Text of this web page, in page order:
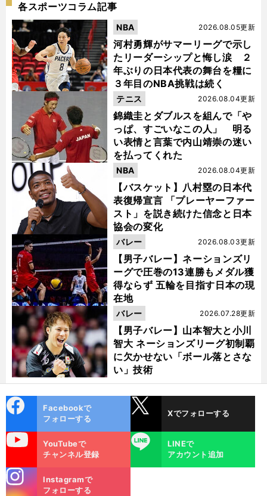
各スポーツコラム記事
河村勇輝がサマーリーグで示し
たリーダーシップと悔し涙 ２
年ぶりの日本代表の舞台を糧に
３年目のNBA挑戦は続く
2026.08.05更新
NBA
錦織圭とダブルスを組んで「や
っぱ、すごいなこの人」 明る
い表情と言葉で内山靖崇の迷い
を払ってくれた
2026.08.04更新
テニス
【バスケット】八村塁の日本代
表復帰宣言 「プレーヤーファー
スト」を説き続けた信念と日本
協会の変化
2026.08.04更新
NBA
【男子バレー】ネーションズリ
ーグで圧巻の13連勝もメダル獲
得ならず 五輪を目指す日本の現
在地
2026.08.03更新
バレー
【男子バレー】山本智大と小川
智大 ネーションズリーグ初制覇
に欠かせない「ボール落とさな
い」技術
2026.07.28更新
バレー
ok
Facebookで
フォローする
Xでフォローする
YouTubeで
チャンネル登録
LINE
LINEで
アカウント追加
m
Instagramで
フォローする